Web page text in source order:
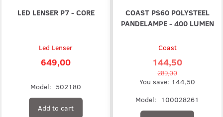
LED LENSER P7 - CORE
Led Lenser
649,00
Model: 502180
Add to cart
COAST PS60 POLYSTEEL
PANDELAMPE - 400 LUMEN
Coast
144,50
289,00
You save: 144,50
Model:
100028261